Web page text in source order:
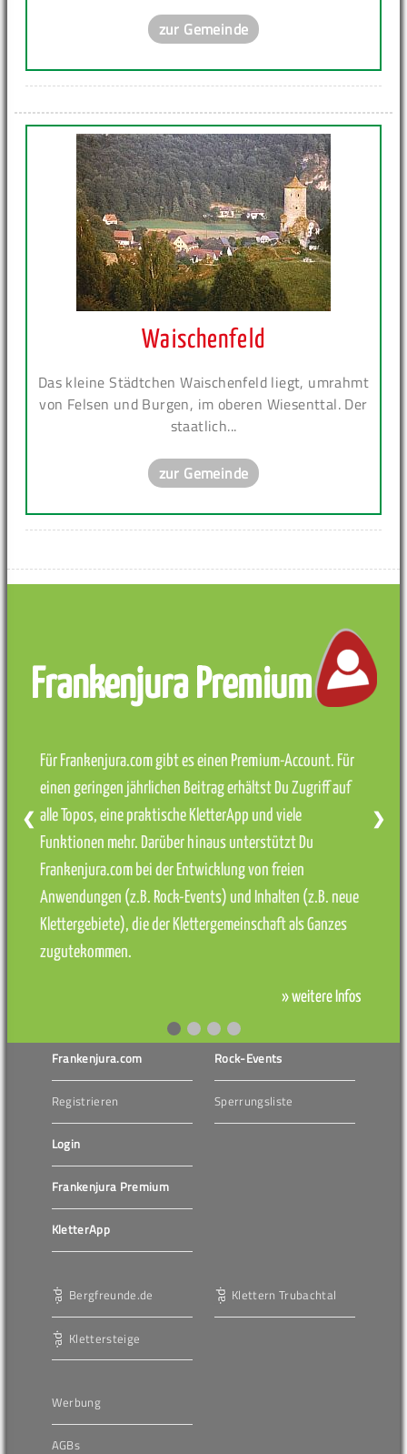
zur Gemeinde
Waischenfeld
Das kleine Städtchen Waischenfeld liegt, umrahmt
von Felsen und Burgen, im oberen Wiesenttal. Der
staatlich...
zur Gemeinde
Frankenjura Premium
Für Frankenjura.com gibt es einen Premium-Account. Für
einen geringen jährlichen Beitrag erhältst Du Zugriff auf
alle Topos, eine praktische KletterApp und viele
Funktionen mehr. Darüber hinaus unterstützt Du
Frankenjura.com bei der Entwicklung von freien
Anwendungen (z.B. Rock-Events) und Inhalten (z.B. neue
Klettergebiete), die der Klettergemeinschaft als Ganzes
zugutekommen.
» weitere Infos
❮ ❯
Frankenjura.com
Registrieren
Login
Frankenjura Premium
KletterApp
Rock-Events
Sperrungsliste
Bergfreunde.de
Klettersteige
Klettern Trubachtal
Werbung
AGBs